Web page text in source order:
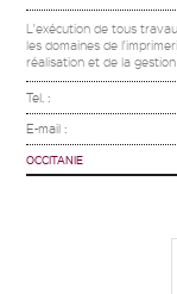
L'exécution de tous
les domaines de
réalisation et de la
Tel. :
E-mail :
OCCITANIE